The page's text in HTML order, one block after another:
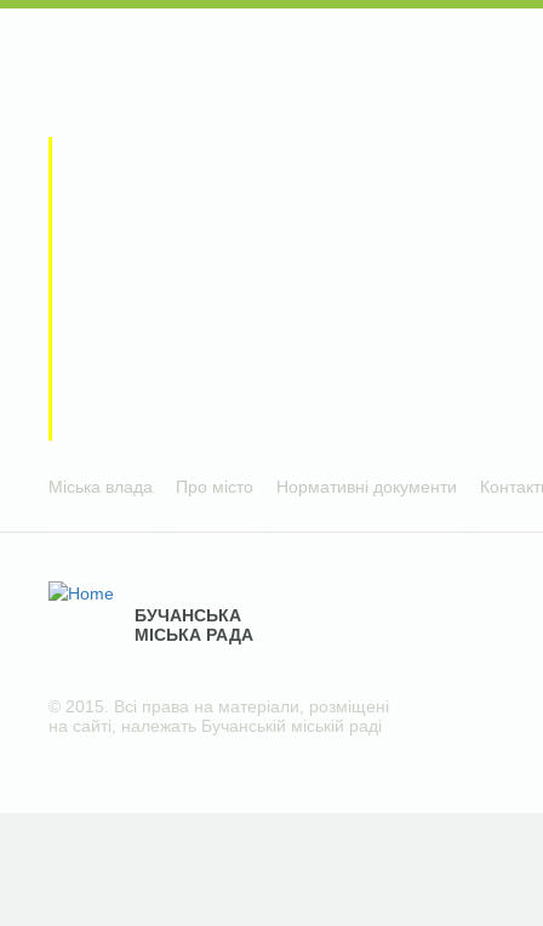
Міська влада Про місто Нормативні документи
БУЧАНСЬКА
МІСЬКА РАДА
© 2015. Всі права на матеріали, розміщені
на сайті, належать Бучанській міській раді